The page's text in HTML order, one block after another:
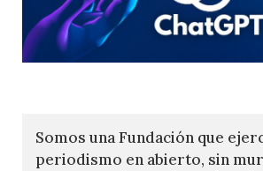
Somos una Fundación que
periodismo en abierto, sin